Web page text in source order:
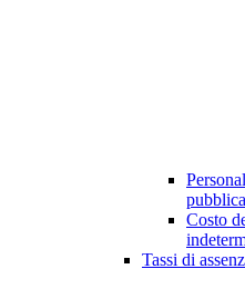
Costo
Tassi di